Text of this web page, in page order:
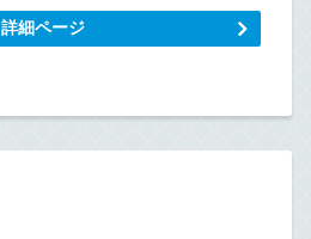
詳細ページ